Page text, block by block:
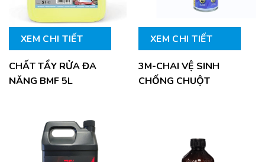
XEM CHI TIẾT
CHẤT TẨY RỬA ĐA
NĂNG BMF 5L
XEM CHI TIẾT
3M-CHAI VỆ SINH
CHỐNG CHUỘT